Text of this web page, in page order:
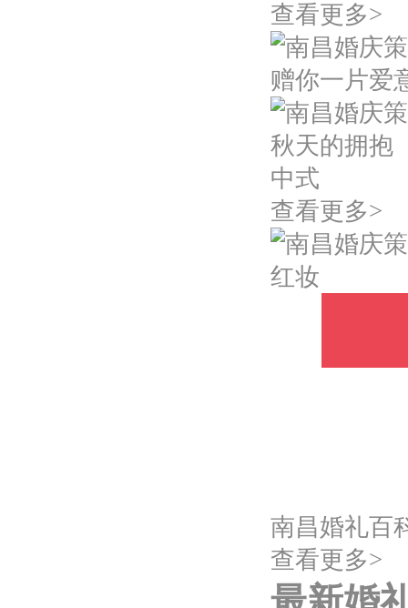
查看更多>
赠你一片爱
秋天的拥抱
中式
查看更多>
红妆
南昌婚礼百
查看更多>